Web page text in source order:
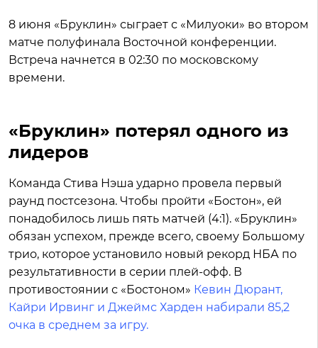
8 июня «Бруклин» сыграет с «Милуоки» во втором
матче полуфинала Восточной конференции.
Встреча начнется в 02:30 по московскому
времени.
«Бруклин» потерял одного из
лидеров
Команда Стива Нэша ударно провела первый
раунд постсезона. Чтобы пройти «Бостон», ей
понадобилось лишь пять матчей (4:1). «Бруклин»
обязан успехом, прежде всего, своему Большому
трио, которое установило новый рекорд НБА по
результативности в серии плей-офф. В
противостоянии с «Бостоном» Кевин Дюрант,
Кайри Ирвинг и Джеймс Харден набирали 85,2
очка в среднем за игру.